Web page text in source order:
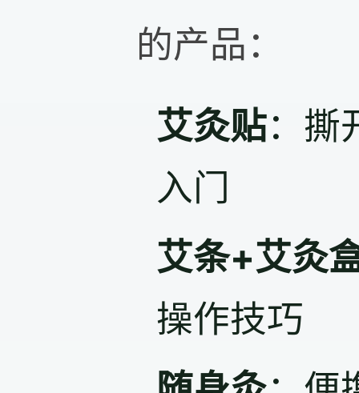
的产品：
艾灸贴：撕
入门
艾条+艾灸
操作技巧